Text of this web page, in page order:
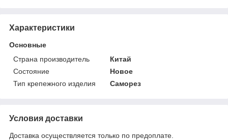
Характеристики
Основные
Страна производитель
Китай
Состояние
Новое
Тип крепежного изделия
Саморез
Условия доставки
Доставка осуществляется только по предоплате.